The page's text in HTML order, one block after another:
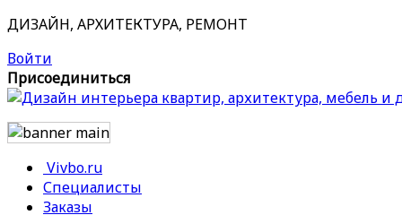
ДИЗАЙН, АРХИТЕКТУРА, РЕМОНТ
Войти
Присоединиться
Vivbo.ru
Специалисты
Заказы